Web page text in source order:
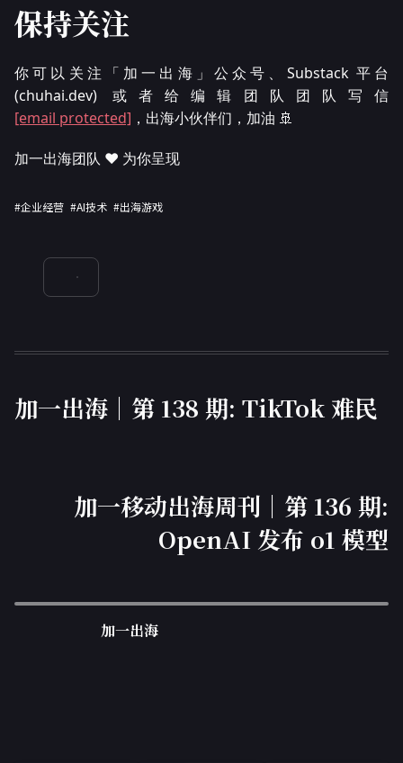
保持关注
你可以关注「加一出海」公众号、Substack 平台
(chuhai.dev) 或者给编辑团队团队写信
[email protected] ，出海小伙伴们，加油 🚢
加一出海团队 ❤️ 为你呈现
#企业经营 #AI技术 #出海游戏
加一出海｜第 138 期: TikTok 难民
加一移动出海周刊｜第 136 期:
OpenAI 发布 o1 模型
加一出海